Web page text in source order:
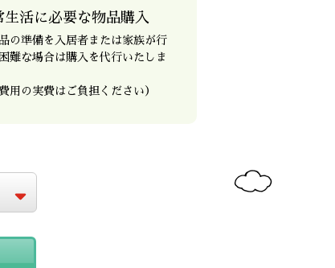
生活に必要な物品購入
の準備を入居者または家族が行
難な場合は購入を代行いたしま
用の実費はご負担ください）